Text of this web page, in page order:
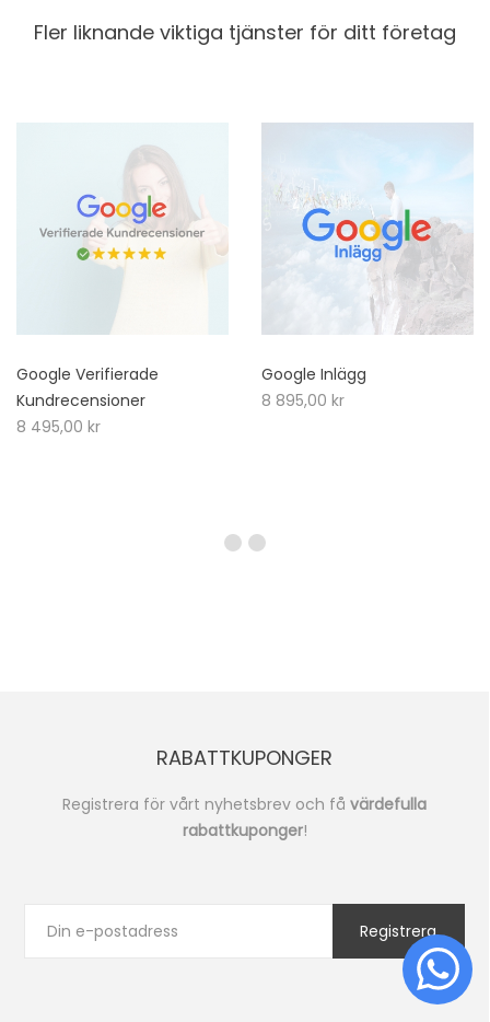
Fler liknande viktiga tjänster för ditt företag
Google Verifierade
Kundrecensioner
8 495,00 kr
Google Inlägg
8 895,00 kr
RABATTKUPONGER
Registrera för vårt nyhetsbrev och få värdefulla
rabattkuponger!